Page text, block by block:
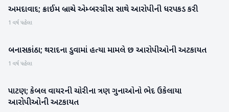
ગુજરાત
અમદાવાદ; ક્રાઈમ બ્રાન્ચે એમ્બરગ્રીસ સાથે આરોપીની ધરપકડ કરી
1 વર્ષ પહેલા
બનાસકાંઠા
બનાસકાંઠા; થરાદના ડુવામાં હત્યા મામલે છ આરોપીઓની અટકાયત
1 વર્ષ પહેલા
પાટણ
પાટણ; કેબલ વાયરની ચોરીના ત્રણ ગુનાઓનો ભેદ ઉકેલાયા
આરોપીઓની અટકાયત